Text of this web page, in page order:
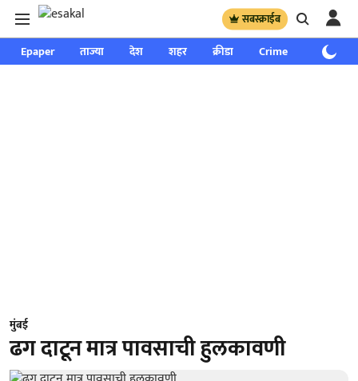
सबस्क्राईब
Epaper ताज्या देश शहर क्रीडा Crime साप्ताहिक
मुंबई
ढग दाटून मात्र पावसाची हुलकावणी